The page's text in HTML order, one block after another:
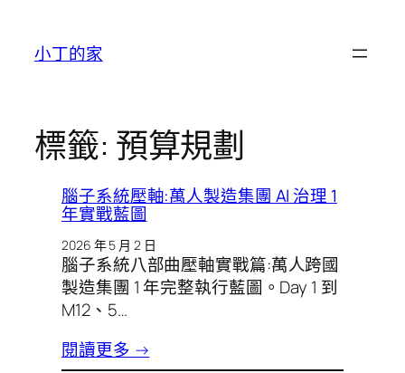
小丁的家
標籤: 預算規劃
腦子系統壓軸:萬人製造集團 AI 治理 1
年實戰藍圖
2026 年 5 月 2 日
腦子系統八部曲壓軸實戰篇:萬人跨國
製造集團 1 年完整執行藍圖。Day 1 到
M12、5…
閱讀更多 →